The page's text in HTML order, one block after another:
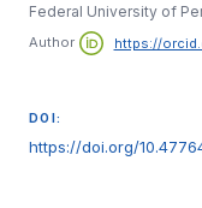
Federal University of
Author https://
DOI:
https://doi.org/